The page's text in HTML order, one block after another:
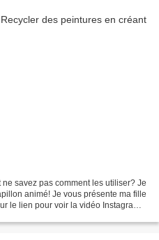
savez pas comment les utiliser? Je
animé! Je vous présente ma fille
le lien pour voir la vidéo Instagram).